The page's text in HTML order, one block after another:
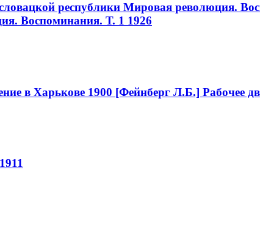
республики Мировая революция.
Воспоминания. Т. 1 1926
в Харькове 1900 [Фейнберг Л.Б.] Рабочее